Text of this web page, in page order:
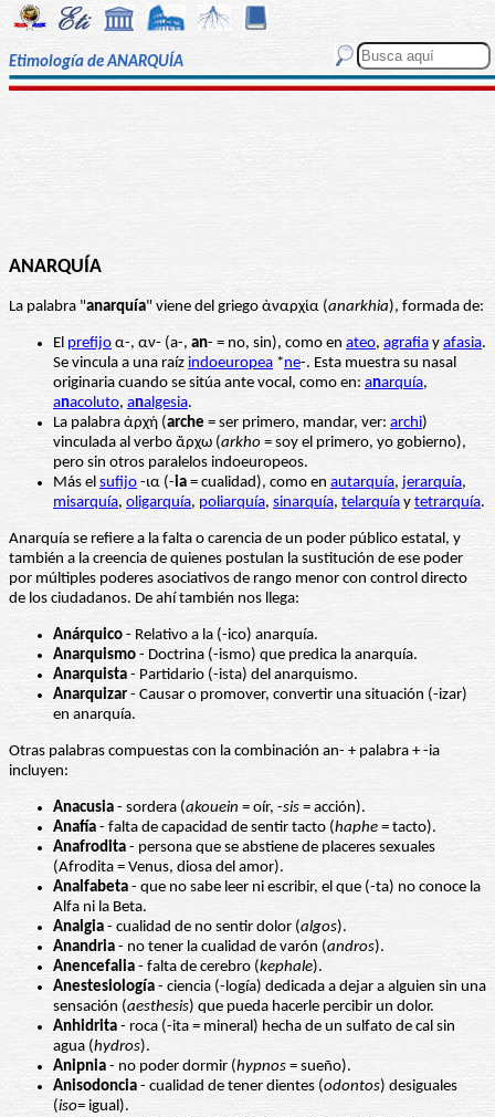
Etimología de ANARQUÍA
ANARQUÍA
La palabra "anarquía" viene del griego ἀναρχία (anarkhia), formada de:
El prefijo α-, αν- (a-, an- = no, sin), como en ateo, agrafia y afasia.
Se vincula a una raíz indoeuropea *ne-. Esta muestra su nasal
originaria cuando se sitúa ante vocal, como en: anarquía,
anacoluto, analgesia.
La palabra ἀρχή (arche = ser primero, mandar, ver: archi)
vinculada al verbo ἄρχω (arkho = soy el primero, yo gobierno),
pero sin otros paralelos indoeuropeos.
Más el sufijo -ια (-ia = cualidad), como en autarquía, jerarquía,
misarquía, oligarquía, poliarquía, sinarquía, telarquía y tetrarquía.
Anarquía se refiere a la falta o carencia de un poder público estatal, y
también a la creencia de quienes postulan la sustitución de ese poder
por múltiples poderes asociativos de rango menor con control directo
de los ciudadanos. De ahí también nos llega:
Anárquico - Relativo a la (-ico) anarquía.
Anarquismo - Doctrina (-ismo) que predica la anarquía.
Anarquista - Partidario (-ista) del anarquismo.
Anarquizar - Causar o promover, convertir una situación (-izar)
en anarquía.
Otras palabras compuestas con la combinación an- + palabra + -ia
incluyen:
Anacusia - sordera (akouein = oír, -sis = acción).
Anafía - falta de capacidad de sentir tacto (haphe = tacto).
Anafrodita - persona que se abstiene de placeres sexuales
(Afrodita = Venus, diosa del amor).
Analfabeta - que no sabe leer ni escribir, el que (-ta) no conoce la
Alfa ni la Beta.
Analgia - cualidad de no sentir dolor (algos).
Anandria - no tener la cualidad de varón (andros).
Anencefalia - falta de cerebro (kephale).
Anestesiología - ciencia (-logía) dedicada a dejar a alguien sin una
sensación (aesthesis) que pueda hacerle percibir un dolor.
Anhidrita - roca (-ita = mineral) hecha de un sulfato de cal sin
agua (hydros).
Anipnia - no poder dormir (hypnos = sueño).
Anisodoncia - cualidad de tener dientes (odontos) desiguales
(iso= igual).